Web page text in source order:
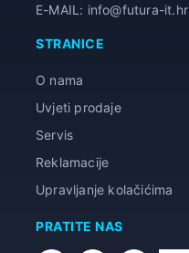
E-MAIL: info@futura-it.hr
STRANICE
O nama
Uvjeti prodaje
Servis
Reklamacije
Upravljanje kolačićima
PRATITE NAS